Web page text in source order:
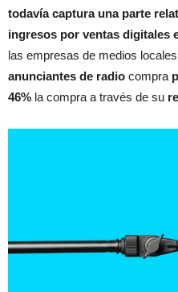
todavía captura una parte
ingresos por ventas digitales
las empresas de medios
anunciantes de radio compra
46% la compra a través de su